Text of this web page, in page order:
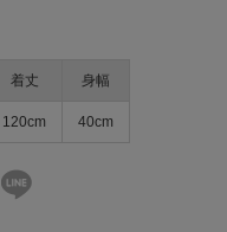
着丈 身幅
120cm 40cm